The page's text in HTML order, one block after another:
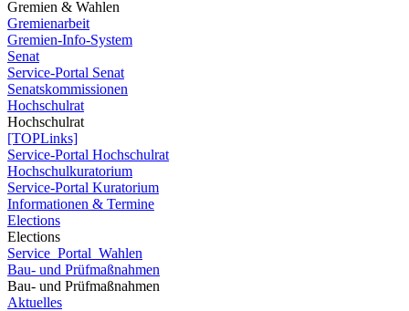
Gremien & Wahlen
Gremienarbeit
Gremien-Info-System
Senat
Service-Portal Senat
Senatskommissionen
Hochschulrat
Hochschulrat
[TOPLinks]
Service-Portal Hochschulrat
Hochschulkuratorium
Service-Portal Kuratorium
Informationen & Termine
Elections
Elections
Service_Portal_Wahlen
Bau- und Prüfmaßnahmen
Bau- und Prüfmaßnahmen
Aktuelles